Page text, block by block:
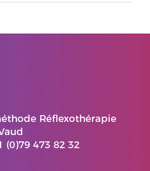
Réflexothérapie
(0)79 473 82 32